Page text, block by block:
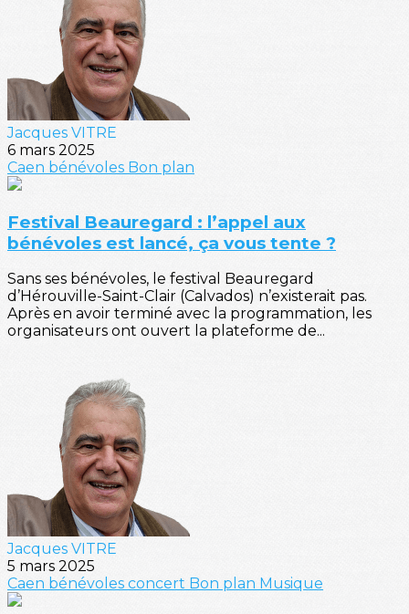
Jacques VITRE
6 mars 2025
Caen bénévoles Bon plan
Festival Beauregard : l’appel aux
bénévoles est lancé, ça vous tente ?
Sans ses bénévoles, le festival Beauregard
d’Hérouville-Saint-Clair (Calvados) n’existerait pas.
Après en avoir terminé avec la programmation, les
organisateurs ont ouvert la plateforme de...
Jacques VITRE
5 mars 2025
Caen bénévoles concert Bon plan Musique